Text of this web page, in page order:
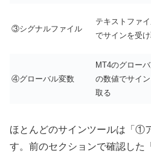
③シグナルファイル
テキストファ
でサインを受
④グローバル変数
MT4のグロー
の数値でサイ
取る
ほとんどのサインツールは「①
す。前のセクションで確認した